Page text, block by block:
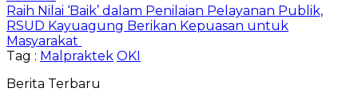
Raih Nilai ‘Baik’ dalam Penilaian Pelayanan Publik,
RSUD Kayuagung Berikan Kepuasan untuk
Masyarakat
Tag : Malpraktek OKI
Berita Terbaru